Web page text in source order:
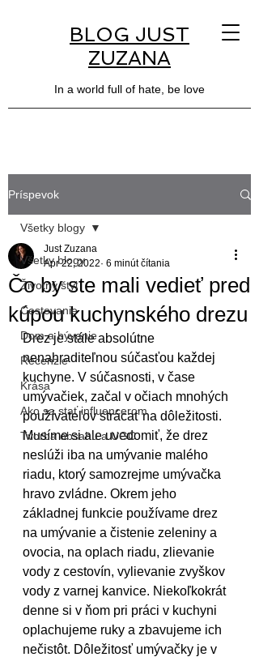
BLOG JUST
ZUZANA
In a world full of hate, be love
Príspevok
Všetky blogy
Životný štýl
Cestovanie
Dom a bývanie
Recenzie
Krása
Ako sa stať influencerom
Tvorba obsahu a UGC
Všetky blogy
Čo by ste mali vedieť pred
kúpou kuchynského drezu
Just Zuzana
Apr 22, 2022 6 minút čítania
Drez je stále absolútne
nenahraditeľnou súčasťou každej
kuchyne. V súčasnosti, v čase
umývačiek, začal v očiach mnohých
používateľov strácať na dôležitosti.
Musíme si ale uvedomiť, že drez
neslúži iba na umývanie malého
riadu, ktorý samozrejme umývačka
hravo zvládne. Okrem jeho
základnej funkcie používame drez
na umývanie a čistenie zeleniny a
ovocia, na oplach riadu, zlievanie
vody z cestovín, vylievanie zvyškov
vody z varnej kanvice. Niekoľkokrát
denne si v ňom pri práci v kuchyni
oplachujeme ruky a zbavujeme ich
nečistôt. Dôležitosť umývačky je v